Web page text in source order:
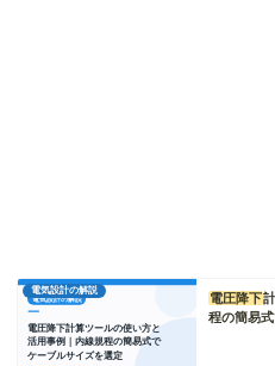
電気設計の解説
電圧降下
程の簡易